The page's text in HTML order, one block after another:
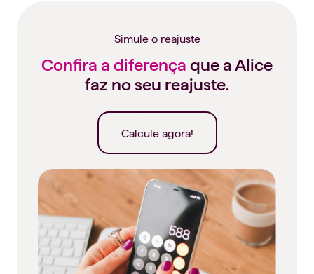
Simule o reajuste
Confira a diferença que a Alice
faz no seu reajuste.
Calcule agora!